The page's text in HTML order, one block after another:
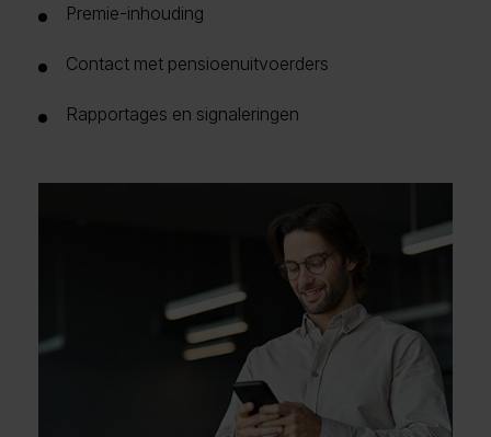
Premie-inhouding
Contact met pensioenuitvoerders
Rapportages en signaleringen